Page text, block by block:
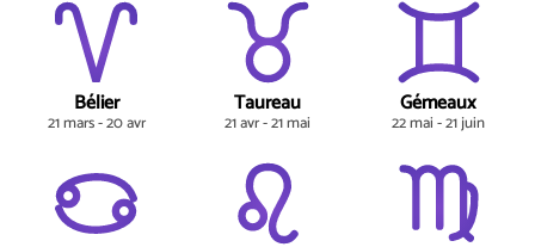
Bélier
21 mars - 20 avr
Taureau
21 avr - 21 mai
Gémeaux
22 mai - 21 juin